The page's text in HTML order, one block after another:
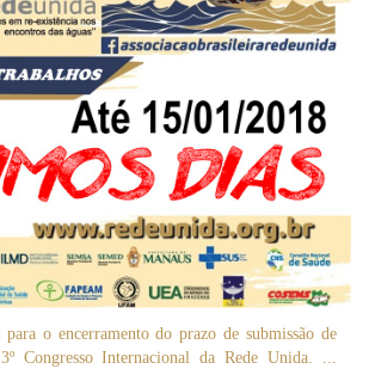
o encerramento do prazo de submissão de
Congresso Internacional da Rede Unida. ...